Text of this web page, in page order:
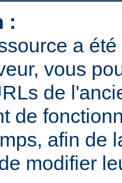
:
a
vous
de
de
afin de
modifier